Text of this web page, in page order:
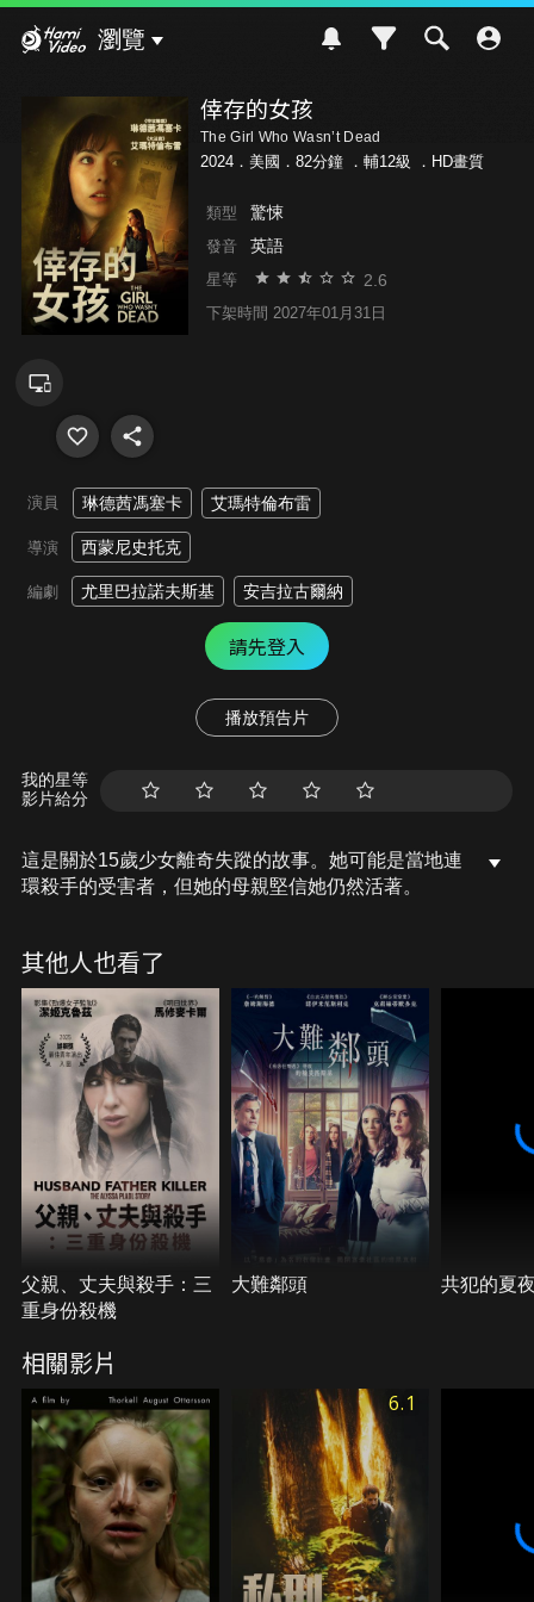
瀏覽
倖存的女孩
The Girl Who Wasn’t Dead
2024．美國．82分鐘 ． 輔12級 ．HD畫質
類型 驚悚
發音 英語
星等 2.6
下架時間 2027年01月31日
演員 琳德茜馮塞卡 艾瑪特倫布雷
導演 西蒙尼史托克
編劇 尤里巴拉諾夫斯基 安吉拉古爾納
請先登入
播放預告片
我的星等
影片給分
這是關於15歲少女離奇失蹤的故事。她可能是當地連
環殺手的受害者，但她的母親堅信她仍然活著。
其他人也看了
父親、丈夫與殺手：三
重身份殺機
大難鄰頭 共犯的夏
相關影片
6.1